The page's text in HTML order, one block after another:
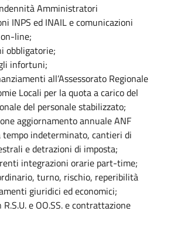
Amministratori
INPS ed INAIL e comunicazioni
line;
obbligatorie;
infortuni;
all’Assessorato Regionale
Locali per la quota a carico del
del personale stabilizzato;
aggiornamento annuale ANF
tempo indeterminato, cantieri di
e detrazioni di imposta;
integrazioni orarie part-time;
turno, rischio, reperibilità
giuridici ed economici;
e OO.SS. e contrattazione